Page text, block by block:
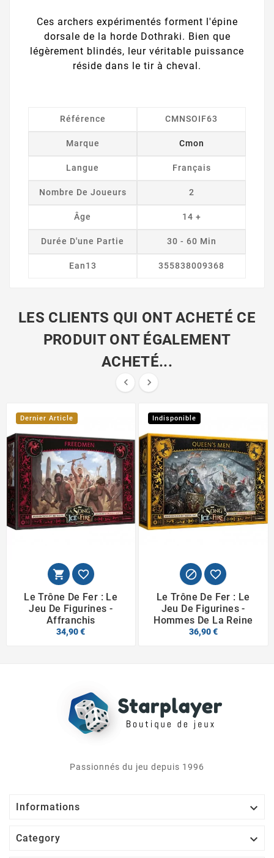
Ces archers expérimentés forment l'épine
dorsale de la horde Dothraki. Bien que
légèrement blindés, leur véritable puissance
réside dans le tir à cheval.
Référence CMNSOIF63
Marque Cmon
Langue Français
Nombre De Joueurs 2
Âge 14 +
Durée D'une Partie 30 - 60 Min
Ean13 355838009368
LES CLIENTS QUI ONT ACHETÉ CE
PRODUIT ONT ÉGALEMENT
ACHETÉ...
 
Dernier Article
 
Le Trône De Fer : Le
Jeu De Figurines -
Affranchis
34,90 €
Indisponible
 
Le Trône De Fer : Le
Jeu De Figurines -
Hommes De La Reine
36,90 €
Passionnés du jeu depuis 1996
Informations 
Category 